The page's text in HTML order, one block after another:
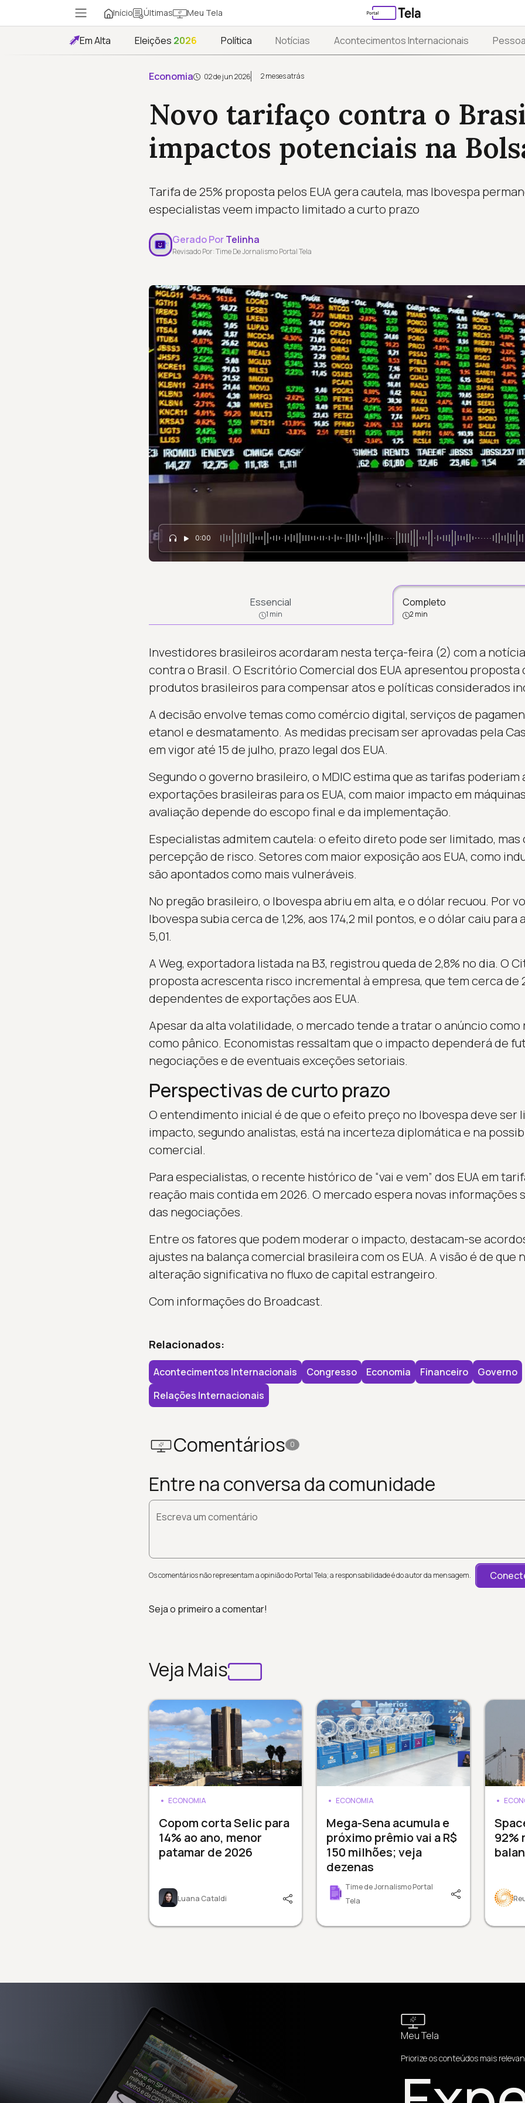
Início Últimas Meu Tela
Em Alta Eleições 2026 Política Notícias Acontecimentos Internacionais
Economia 02 de jun 2026 2 meses atrás
Novo tarifaço contra o
impactos potenciais na
Tarifa de 25% proposta pelos EUA gera cautela, mas Ibovespa
especialistas veem impacto limitado a curto prazo
Gerado PorTelinha
Revisado Por: Time De Jornalismo Portal Tela
0:00
Essencial
1 min
Completo
2 min
Investidores brasileiros acordaram nesta terça-feira (2) com a
contra o Brasil. O Escritório Comercial dos EUA apresentou proposta
produtos brasileiros para compensar atos e políticas considerados
A decisão envolve temas como comércio digital, serviços de
etanol e desmatamento. As medidas precisam ser aprovadas pela
em vigor até 15 de julho, prazo legal dos EUA.
Segundo o governo brasileiro, o MDIC estima que as tarifas poderiam
exportações brasileiras para os EUA, com maior impacto em
avaliação depende do escopo final e da implementação.
Especialistas admitem cautela: o efeito direto pode ser limitado, mas
percepção de risco. Setores com maior exposição aos EUA, como
são apontados como mais vulneráveis.
No pregão brasileiro, o Ibovespa abriu em alta, e o dólar recuou. Por
Ibovespa subia cerca de 1,2%, aos 174,2 mil pontos, e o dólar caiu
5,01.
A Weg, exportadora listada na B3, registrou queda de 2,8% no dia. O
proposta acrescenta risco incremental à empresa, que tem cerca de
dependentes de exportações aos EUA.
Apesar da alta volatilidade, o mercado tende a tratar o anúncio
como pânico. Economistas ressaltam que o impacto dependerá de
negociações e de eventuais exceções setoriais.
Perspectivas de curto prazo
O entendimento inicial é de que o efeito preço no Ibovespa deve ser
impacto, segundo analistas, está na incerteza diplomática e na
comercial.
Para especialistas, o recente histórico de “vai e vem” dos EUA em
reação mais contida em 2026. O mercado espera novas informações
das negociações.
Entre os fatores que podem moderar o impacto, destacam-se
ajustes na balança comercial brasileira com os EUA. A visão é de que
alteração significativa no fluxo de capital estrangeiro.
Com informações do Broadcast.
Relacionados:
Acontecimentos Internacionais Congresso Economia Financeiro
Governo
Relações Internacionais
Comentários 0
Entre na conversa da comunidade
Escreva um comentário
Os comentários não representam a opinião do Portal Tela; a responsabilidade é do autor da mensagem.
Seja o primeiro a comentar!
Veja Mais
ECONOMIA
Copom corta Selic para
14% ao ano, menor
patamar de 2026
Luana Cataldi
ECONOMIA
Mega-Sena acumula e
próximo prêmio vai a R$
150 milhões; veja
dezenas
Time de Jornalismo Portal
Tela
92%
Meu Tela
Priorize os conteúdos mais